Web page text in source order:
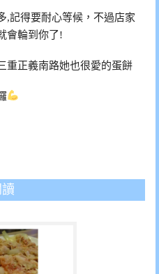
,記得要耐心等候，不過店家
會輪到你了!
重正義南路她也很愛的蛋餅